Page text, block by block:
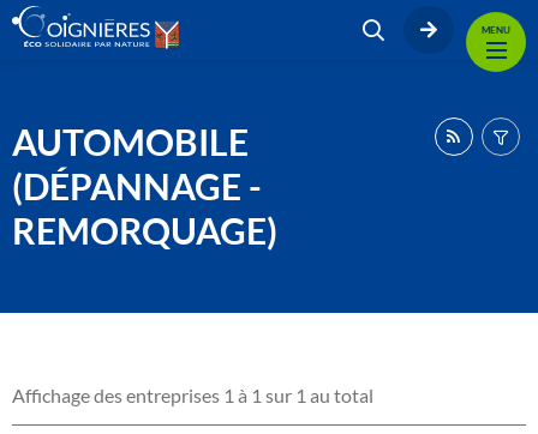
MENU
AUTOMOBILE
(DÉPANNAGE -
REMORQUAGE)
Affichage des entreprises 1 à 1 sur 1 au total